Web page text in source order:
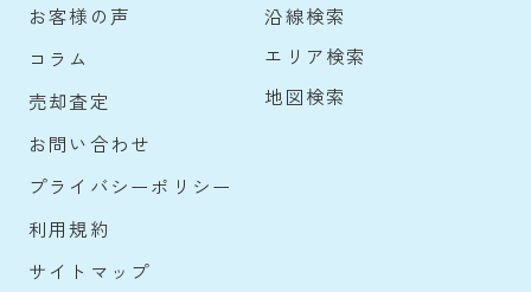
お客様の声
コラム
売却査定
お問い合わせ
プライバシーポリシー
利用規約
サイトマップ
沿線検索
エリア検索
地図検索